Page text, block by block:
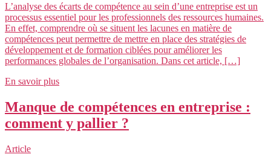
L’analyse des écarts de compétence au sein d’une entreprise est un
processus essentiel pour les professionnels des ressources humaines.
En effet, comprendre où se situent les lacunes en matière de
compétences peut permettre de mettre en place des stratégies de
développement et de formation ciblées pour améliorer les
performances globales de l’organisation. Dans cet article, […]
En savoir plus
Manque de compétences en entreprise :
comment y pallier ?
Article